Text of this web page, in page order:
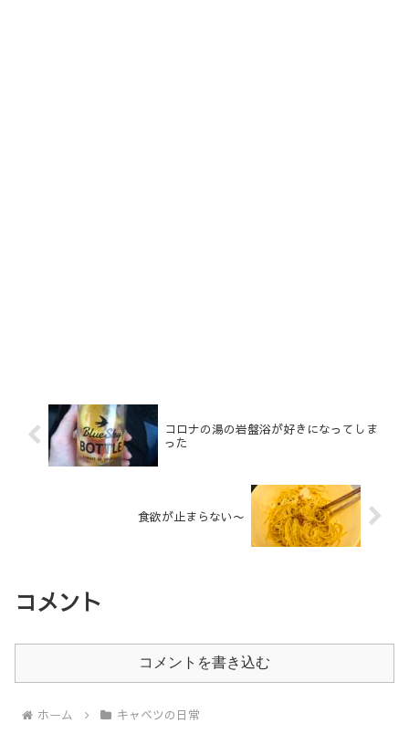
コロナの湯の岩盤浴が好きになってしま
った
食欲が止まらない〜
コメント
コメントを書き込む
ホーム キャベツの日常